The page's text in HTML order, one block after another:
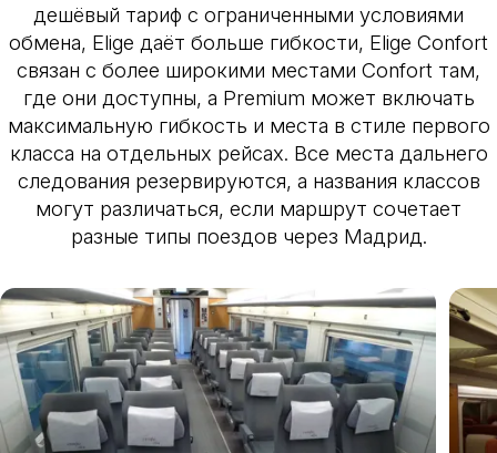
дешёвый тариф с ограниченными условиями
обмена, Elige даёт больше гибкости, Elige Confort
связан с более широкими местами Confort там,
где они доступны, а Premium может включать
максимальную гибкость и места в стиле первого
класса на отдельных рейсах. Все места дальнего
следования резервируются, а названия классов
могут различаться, если маршрут сочетает
разные типы поездов через Мадрид.